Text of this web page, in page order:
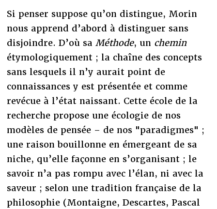
Si penser suppose qu’on distingue, Morin
nous apprend d’abord à distinguer sans
disjoindre. D’où sa Méthode, un chemin
étymologiquement ; la chaîne des concepts
sans lesquels il n’y aurait point de
connaissances y est présentée et comme
revécue à l’état naissant. Cette école de la
recherche propose une écologie de nos
modèles de pensée – de nos "paradigmes" ;
une raison bouillonne en émergeant de sa
niche, qu’elle façonne en s’organisant ; le
savoir n’a pas rompu avec l’élan, ni avec la
saveur ; selon une tradition française de la
philosophie (Montaigne, Descartes, Pascal